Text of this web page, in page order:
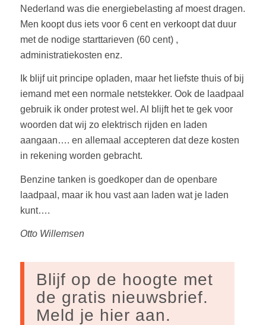
Nederland was die energiebelasting af moest dragen.
Men koopt dus iets voor 6 cent en verkoopt dat duur
met de nodige starttarieven (60 cent) ,
administratiekosten enz.
Ik blijf uit principe opladen, maar het liefste thuis of bij
iemand met een normale netstekker. Ook de laadpaal
gebruik ik onder protest wel. Al blijft het te gek voor
woorden dat wij zo elektrisch rijden en laden
aangaan…. en allemaal accepteren dat deze kosten
in rekening worden gebracht.
Benzine tanken is goedkoper dan de openbare
laadpaal, maar ik hou vast aan laden wat je laden
kunt….
Otto Willemsen
Blijf op de hoogte met
de gratis nieuwsbrief.
Meld je hier aan.